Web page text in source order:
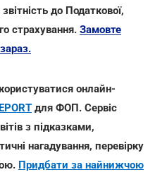
до Податкової,
страхування. Замовте
онлайн-
для ФОП. Сервіс
з підказками,
нагадування, перевірку
Придбати за найнижчою